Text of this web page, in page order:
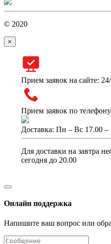
© 2020
×
Прием заявок на сайте:
Прием заявок по
Доставка: Пн – Вс 17.00 –
Для доставки на завтра
сегодня до 20.00
Онлайн поддержка
Напишите ваш вопрос или